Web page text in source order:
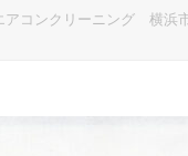
コンクリーニング 横浜